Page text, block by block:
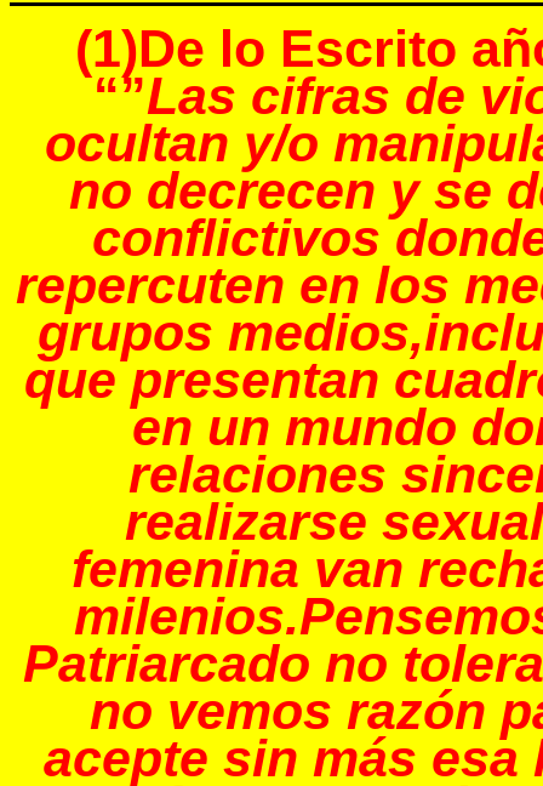
(1)De lo Escrito
“”Las cifras de
ocultan y/o
no decrecen y se
conflictivos
repercuten en los
grupos
que presentan
en un mundo
relaciones
realizarse
femenina van
Patriarcado no
no vemos razón
acepte sin más